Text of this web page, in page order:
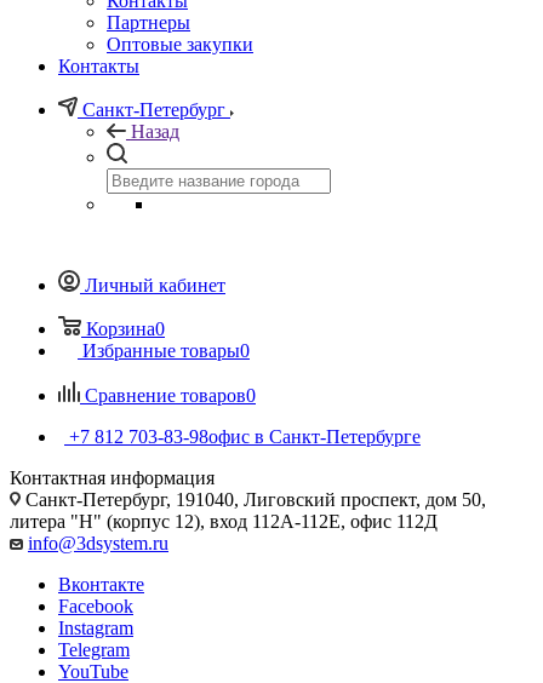
Партнеры
Оптовые закупки
Контакты
Санкт-Петербург
Назад
Личный кабинет
Корзина0
Избранные товары0
Сравнение товаров0
+7 812 703-83-98офис в Санкт-Петербурге
Контактная информация
Санкт-Петербург, 191040, Лиговский проспект, дом 50,
литера "Н" (корпус 12), вход 112А-112Е, офис 112Д
info@3dsystem.ru
Вконтакте
Facebook
Instagram
Telegram
YouTube